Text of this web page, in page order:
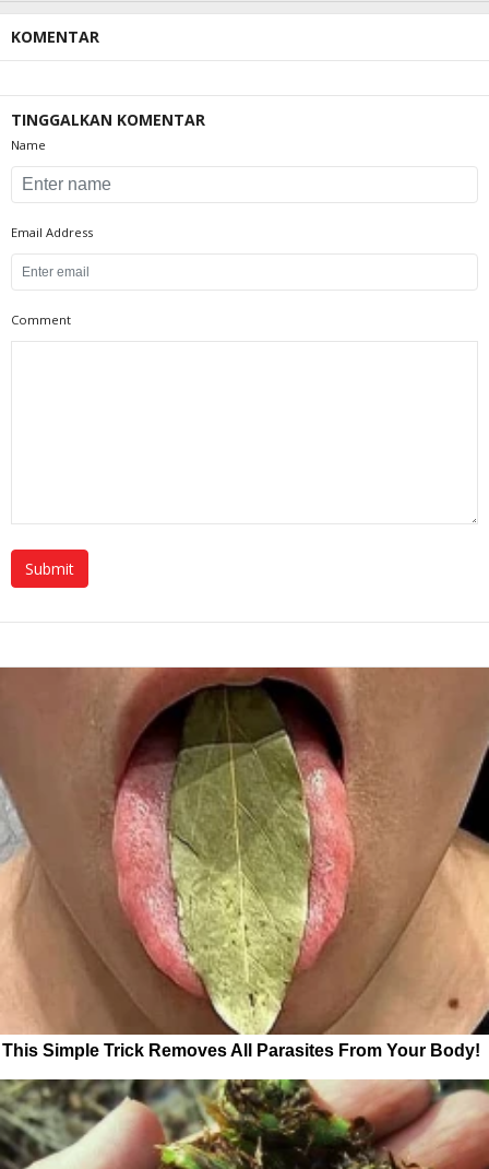
KOMENTAR
TINGGALKAN KOMENTAR
Name
Email Address
Comment
This Simple Trick Removes All Parasites From Your Body!